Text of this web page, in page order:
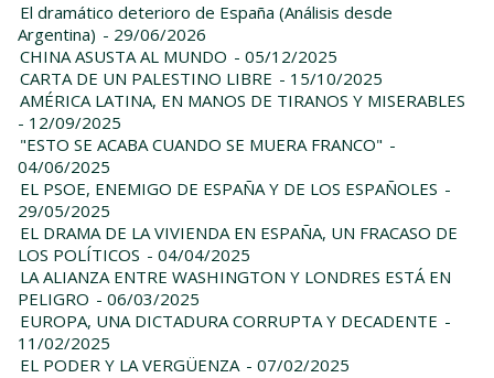
El dramático deterioro de España (Análisis desde
Argentina) - 29/06/2026
CHINA ASUSTA AL MUNDO - 05/12/2025
CARTA DE UN PALESTINO LIBRE - 15/10/2025
AMÉRICA LATINA, EN MANOS DE TIRANOS Y MISERABLES
- 12/09/2025
"ESTO SE ACABA CUANDO SE MUERA FRANCO" -
04/06/2025
EL PSOE, ENEMIGO DE ESPAÑA Y DE LOS ESPAÑOLES -
29/05/2025
EL DRAMA DE LA VIVIENDA EN ESPAÑA, UN FRACASO DE
LOS POLÍTICOS - 04/04/2025
LA ALIANZA ENTRE WASHINGTON Y LONDRES ESTÁ EN
PELIGRO - 06/03/2025
EUROPA, UNA DICTADURA CORRUPTA Y DECADENTE -
11/02/2025
EL PODER Y LA VERGÜENZA - 07/02/2025